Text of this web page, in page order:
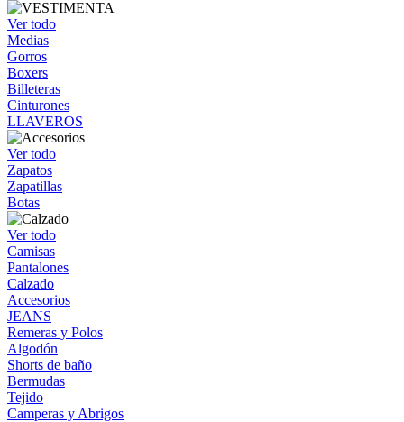
Ver todo
Medias
Gorros
Boxers
Billeteras
Cinturones
LLAVEROS
Ver todo
Zapatos
Zapatillas
Botas
Ver todo
Camisas
Pantalones
Calzado
Accesorios
JEANS
Remeras y Polos
Algodón
Shorts de baño
Bermudas
Tejido
Camperas y Abrigos